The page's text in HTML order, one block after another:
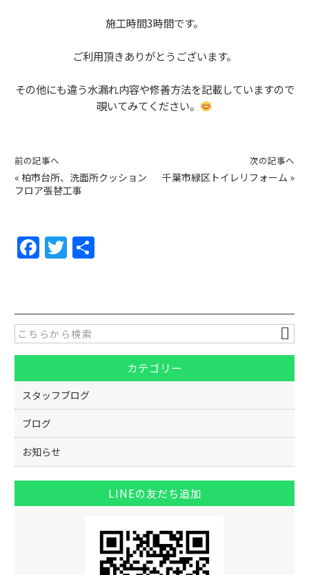
施工時間3時間です。
ご利用頂きありがとうございます。
その他にも違う水漏れ内容や修善方法を記載していますので
覗いてみてください。
前の記事へ
« 柏市台所、洗面所クッション
フロア張替工事
次の記事へ
千葉市緑区トイレリフォーム »
F
a
e
b
o
o
k
T
w
er
カテゴリー
スタッフブログ
ブログ
お知らせ
LINEの友だち追加